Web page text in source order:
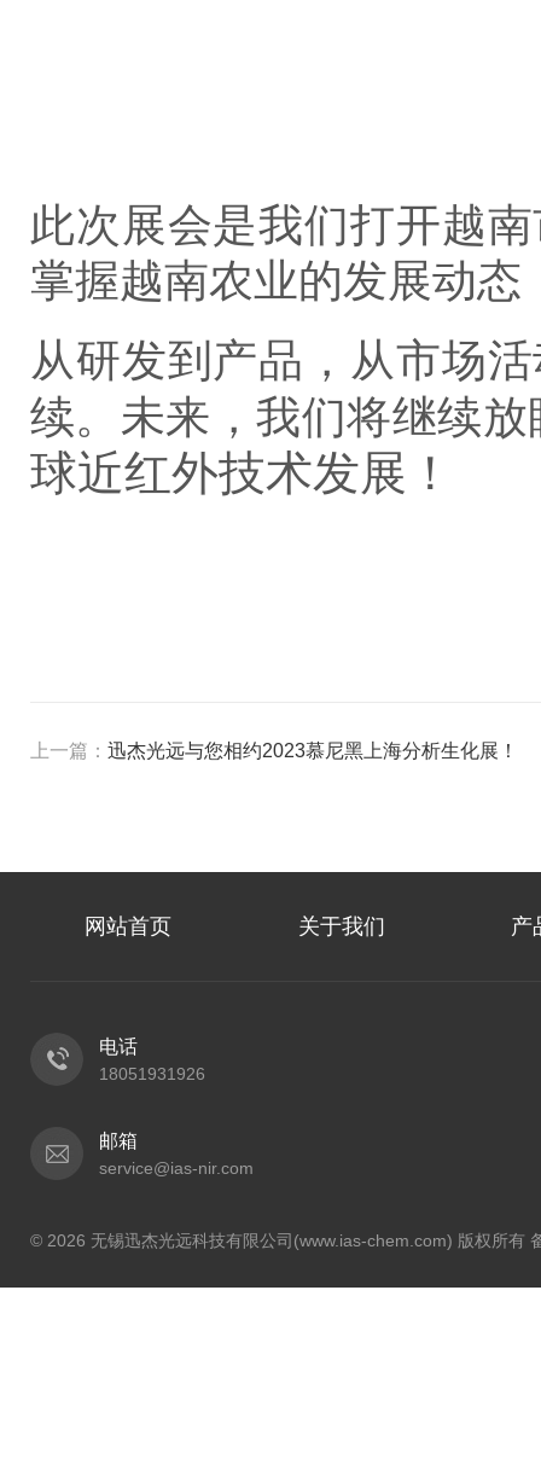
此次展会是我们打开越
掌握越南农业的发展动
从研发到产品，从市场
续。未来，我们将继续
球近红外技术发展！
上一篇： 迅杰光远与您相约2023慕尼黑上海分析生化展！
网站首页 关于我们 产
电话
18051931926
邮箱
service@ias-nir.com
© 2026 无锡迅杰光远科技有限公司(www.ias-chem.com) 版权所有